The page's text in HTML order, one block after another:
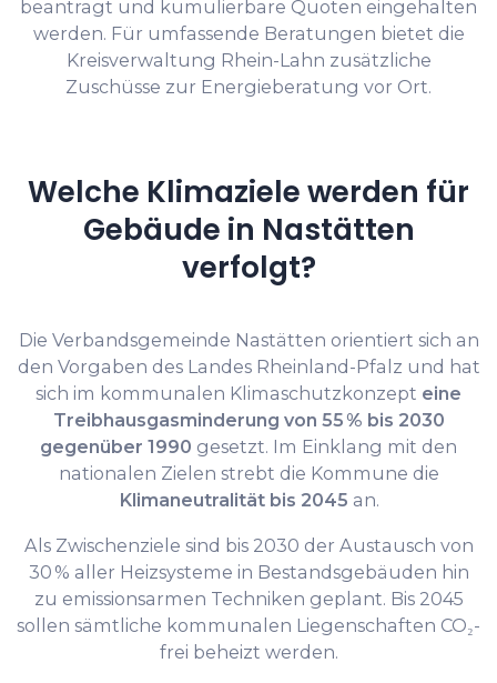
beantragt und kumulierbare Quoten eingehalten
werden. Für umfassende Beratungen bietet die
Kreisverwaltung Rhein-Lahn zusätzliche
Zuschüsse zur Energieberatung vor Ort.
Welche Klimaziele werden für
Gebäude in Nastätten
verfolgt?
Die Verbandsgemeinde Nastätten orientiert sich an
den Vorgaben des Landes Rheinland-Pfalz und hat
sich im kommunalen Klimaschutzkonzept eine
Treibhausgasminderung von 55 % bis 2030
gegenüber 1990 gesetzt. Im Einklang mit den
nationalen Zielen strebt die Kommune die
Klimaneutralität bis 2045 an.
Als Zwischenziele sind bis 2030 der Austausch von
30 % aller Heizsysteme in Bestandsgebäuden hin
zu emissionsarmen Techniken geplant. Bis 2045
sollen sämtliche kommunalen Liegenschaften CO₂-
frei beheizt werden.